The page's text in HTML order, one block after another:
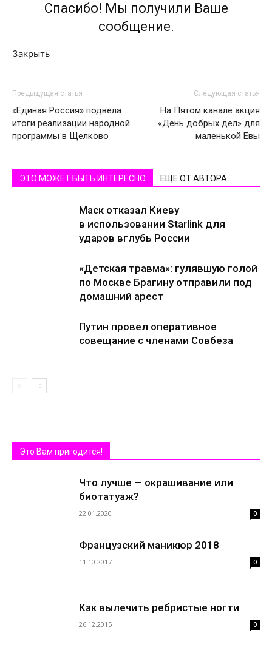
Спасибо! Мы получили Ваше
сообщение.
Закрыть
Предыдущая статья
«Единая Россия» подвела
итоги реализации народной
программы в Щелково
Следующая статья
На Пятом канале акция
«День добрых дел» для
маленькой Евы
ЭТО МОЖЕТ БЫТЬ ИНТЕРЕСНО ЕЩЕ ОТ АВТОРА
Маск отказал Киеву
в использовании Starlink для
ударов вглубь России
«Детская травма»: гулявшую голой
по Москве Брагину отправили под
домашний арест
Путин провел оперативное
совещание с членами Совбеза
Это Вам пригодится!
Что лучше — окрашивание или
биотатуаж?
22.01.2020 0
Французский маникюр 2018
11.10.2017 0
Как вылечить ребристые ногти
26.12.2015 0